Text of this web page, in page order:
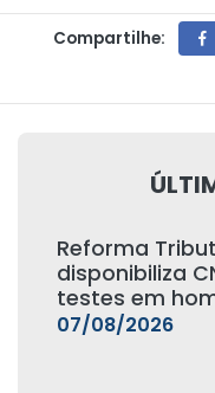
Compartilhe:
Reforma
disponibiliza
testes em
07/08/2026